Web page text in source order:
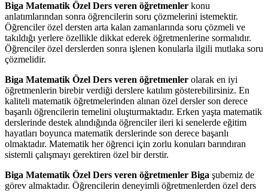
Biga Matematik Özel Ders veren öğretmenler konu
anlatımlarından sonra öğrencilerin soru çözmelerini istemektir.
Öğrenciler özel dersten arta kalan zamanlarında soru çözmeli ve
takıldığı yerlere özellikle dikkat ederek öğretmenlerine sormalıdır.
Öğrenciler özel derslerden sonra işlenen konularla ilgili mutlaka soru
çözmelidir.
Biga Matematik Özel Ders veren öğretmenler olarak en iyi
öğretmenlerin birebir verdiği derslere katılım gösterebilirsiniz. En
kaliteli matematik öğretmelerinden alınan özel dersler son derece
başarılı öğrencilerin temelini oluşturmaktadır. Erken yaşta matematik
derslerinde destek alındığında öğrenciler ileri ki senelerde eğitim
hayatları boyunca matematik derslerinde son derece başarılı
olmaktadır. Matematik her öğrenci için zorlu konuları barındıran
sistemli çalışmayı gerektiren özel bir derstir.
Biga Matematik Özel Ders veren öğretmenler Biga şubemiz de
görev almaktadır. Öğrencilerin deneyimli öğretmenlerden özel ders